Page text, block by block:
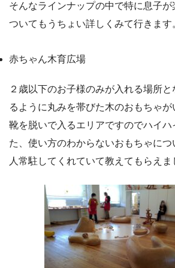
そんなラインナップの中で特に息子
ついてもうちょい詳しくみて行きます
赤ちゃん木育広場
２歳以下のお子様のみが入れる場所
るように丸みを帯びた木のおもちゃが
靴を脱いで入るエリアですのでハイハ
た、使い方のわからないおもちゃにつ
人常駐してくれていて教えてもらえま